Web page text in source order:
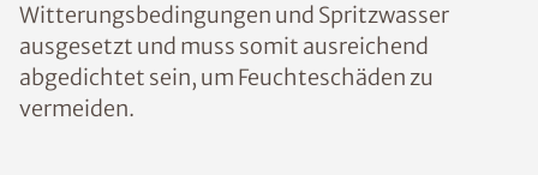
Witterungsbedingungen und Spritzwasser
ausgesetzt und muss somit ausreichend
abgedichtet sein, um Feuchteschäden zu
vermeiden.